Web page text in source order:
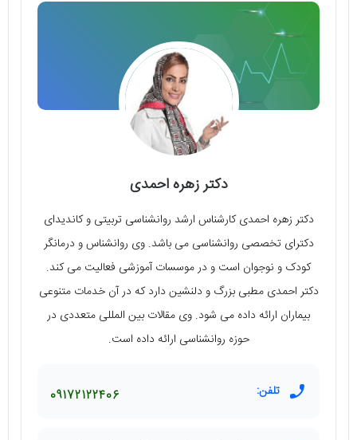
دکتر زهره احمدی
دکتر زهره احمدی کارشناس ارشد روانشناسی تربیتی و کاندیدای
دکترای تخصصی روانشناسی می باشد. وی روانشناس و درمانگر
کودک و نوجوان است و در موسسات آموزشی فعالیت می کند.
دکتر احمدی مطبی بزرگ و دلنشین دارد که در آن خدمات متنوعی
بیماران ارائه داده می شود. وی مقالات بین المللی متعددی در
حوزه روانشناسی ارائه داده است.
تلفن: 09172122406